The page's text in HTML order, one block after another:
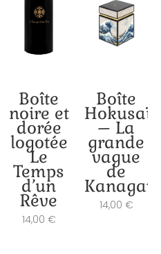
Boîte
noire et
dorée
logotée
Le
Temps
d’un
Rêve
14,00 €
Boîte
Hokusaï
– La
grande
vague
de
Kanagawa
14,00 €